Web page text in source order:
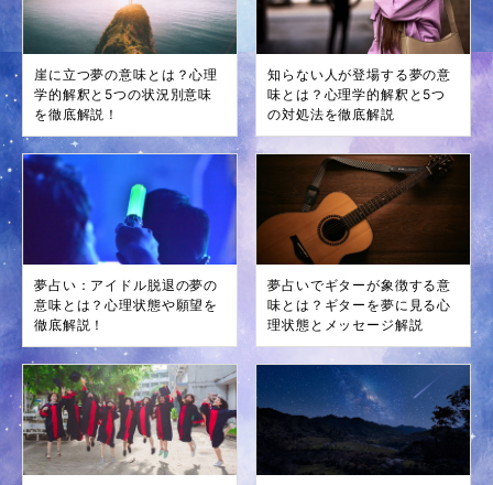
崖に立つ夢の意味とは？心理
学的解釈と5つの状況別意味
を徹底解説！
知らない人が登場する夢の意
味とは？心理学的解釈と5つ
の対処法を徹底解説
夢占い：アイドル脱退の夢の
意味とは？心理状態や願望を
徹底解説！
夢占いでギターが象徴する意
味とは？ギターを夢に見る心
理状態とメッセージ解説